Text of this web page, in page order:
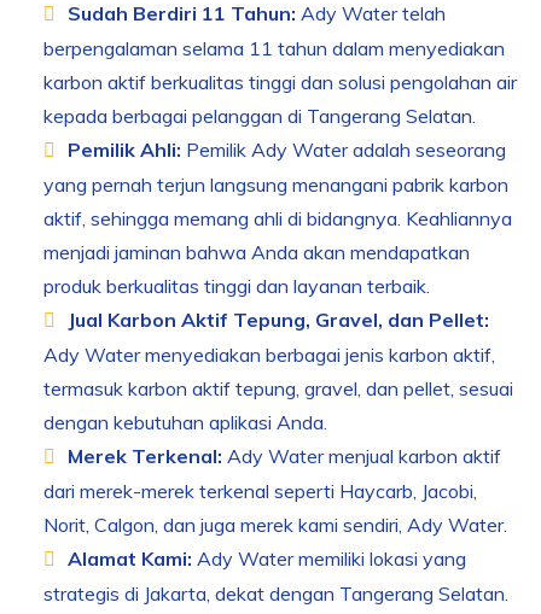
Sudah Berdiri 11 Tahun: Ady Water telah
berpengalaman selama 11 tahun dalam menyediakan
karbon aktif berkualitas tinggi dan solusi pengolahan air
kepada berbagai pelanggan di Tangerang Selatan.
Pemilik Ahli: Pemilik Ady Water adalah seseorang
yang pernah terjun langsung menangani pabrik karbon
aktif, sehingga memang ahli di bidangnya. Keahliannya
menjadi jaminan bahwa Anda akan mendapatkan
produk berkualitas tinggi dan layanan terbaik.
Jual Karbon Aktif Tepung, Gravel, dan Pellet:
Ady Water menyediakan berbagai jenis karbon aktif,
termasuk karbon aktif tepung, gravel, dan pellet, sesuai
dengan kebutuhan aplikasi Anda.
Merek Terkenal: Ady Water menjual karbon aktif
dari merek-merek terkenal seperti Haycarb, Jacobi,
Norit, Calgon, dan juga merek kami sendiri, Ady Water.
Alamat Kami: Ady Water memiliki lokasi yang
strategis di Jakarta, dekat dengan Tangerang Selatan.